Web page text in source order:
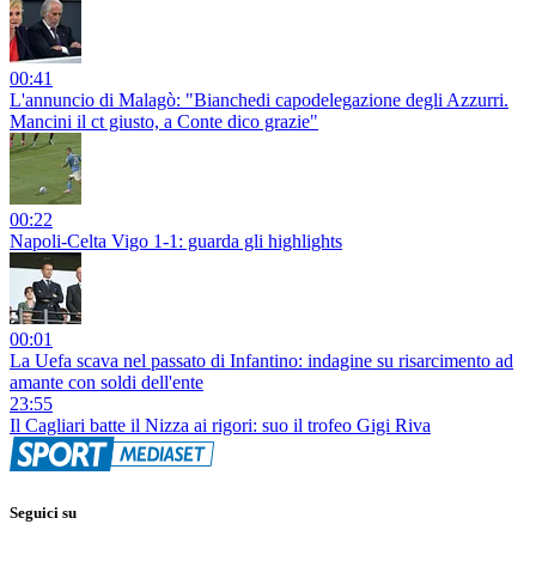
00:41
L'annuncio di Malagò: "Bianchedi capodelegazione degli Azzurri.
Mancini il ct giusto, a Conte dico grazie"
00:22
Napoli-Celta Vigo 1-1: guarda gli highlights
00:01
La Uefa scava nel passato di Infantino: indagine su risarcimento ad
amante con soldi dell'ente
23:55
Il Cagliari batte il Nizza ai rigori: suo il trofeo Gigi Riva
Seguici su